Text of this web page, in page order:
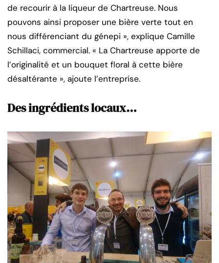
de recourir à la liqueur de Chartreuse. Nous
pouvons ainsi proposer une bière verte tout en
nous différenciant du génepi », explique Camille
Schillaci, commercial. « La Chartreuse apporte de
l’originalité et un bouquet floral à cette bière
désaltérante », ajoute l’entreprise.
Des ingrédients locaux…